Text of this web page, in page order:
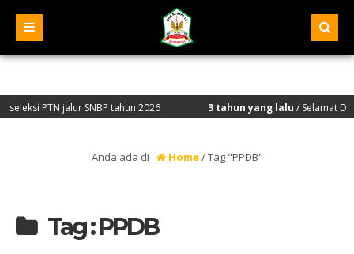
jalur SNBP tahun 2026 3 tahun yang lalu/ Selamat Datang di
Anda ada di : Home/Tag "PPDB"
Tag : PPDB